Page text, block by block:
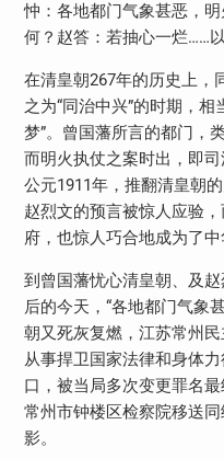
忡：各地都门气象甚恶，
何？赵答：若抽心一烂……
在清皇朝267年的历史上，
之为“同治中兴”的时期，相
梦”。曾国藩所言的都门，
而明火执仗之案时出，即
公元1911年，推翻清皇朝
赵烈文的预言被惊人应验
府，也惊人巧合地成为了中
到曾国藩忧心清皇朝、及
后的今天，“各地都门气象
朝又死灰复燃，江苏常州
从事捍卫国家法律和身体
口，被当局多次变更罪名
常州市钟楼区检察院移送
影。